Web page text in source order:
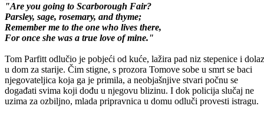
"Are you going to Scarborough Fair?
Parsley, sage, rosemary, and thyme;
Remember me to the one who lives there,
For once she was a true love of mine."
Tom Parfitt odlučio je pobjeći od kuće, lažira pad niz stepenice i
u dom za starije. Čim stigne, s prozora Tomove sobe u smrt se baci
njegovateljica koja ga je primila, a neobjašnjive stvari počnu se
događati svima koji dođu u njegovu blizinu. I dok policija slučaj ne
uzima za ozbiljno, mlada pripravnica u domu odluči provesti istragu.